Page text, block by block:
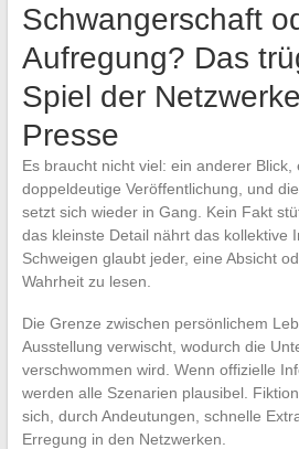
Schwangerschaft
Aufregung? Das
Spiel der
Presse
Es braucht nicht viel: ein anderer Blick,
doppeldeutige Veröffentlichung, und
setzt sich wieder in Gang. Kein Fakt
das kleinste Detail nährt das kollektive
Schweigen glaubt jeder, eine Absicht
Wahrheit zu lesen.
Die Grenze zwischen persönlichem
Ausstellung verwischt, wodurch die
verschwommen wird. Wenn offizielle
werden alle Szenarien plausibel.
sich, durch Andeutungen, schnelle
Erregung in den Netzwerken.